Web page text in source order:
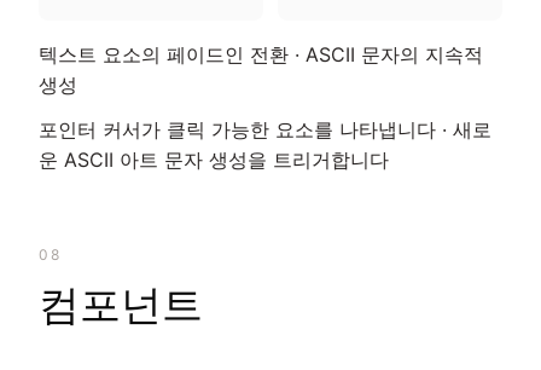
텍스트 요소의 페이드인 전환 · ASCII 문자의 지속적
생성
포인터 커서가 클릭 가능한 요소를 나타냅니다 · 새로
운 ASCII 아트 문자 생성을 트리거합니다
08
컴포넌트